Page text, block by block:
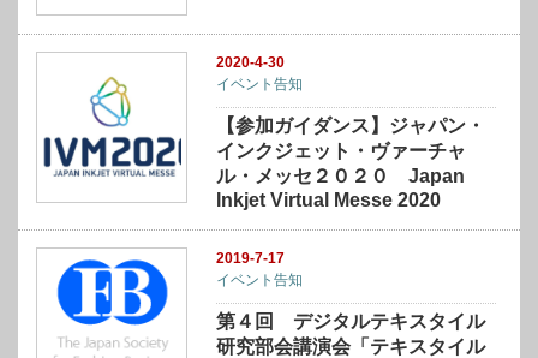
2020-4-30
イベント告知
【参加ガイダンス】ジャパン・
インクジェット・ヴァーチャ
ル・メッセ２０２０ Japan
Inkjet Virtual Messe 2020
2019-7-17
イベント告知
第４回 デジタルテキスタイル
研究部会講演会「テキスタイル